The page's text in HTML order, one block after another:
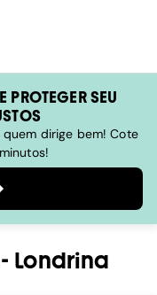
PROTEGER SEU
dirige bem! Cote
Londrina